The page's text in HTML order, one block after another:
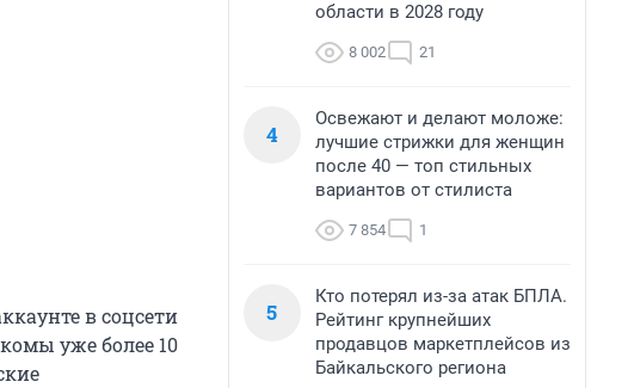
в соцсети
уже более 10
области в 2028 году
8 002 21
4
Освежают и делают моложе:
лучшие стрижки для женщин
после 40 — топ стильных
вариантов от стилиста
7 854 1
5
Кто потерял из-за атак БПЛА.
Рейтинг крупнейших
продавцов маркетплейсов из
Байкальского региона